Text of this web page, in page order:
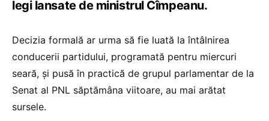
legi lansate de ministrul Cîmpeanu.
Decizia formală ar urma să fie luată la întâlnirea
conducerii partidului, programată pentru miercuri
seară, și pusă în practică de grupul parlamentar de la
Senat al PNL săptămâna viitoare, au mai arătat
sursele.